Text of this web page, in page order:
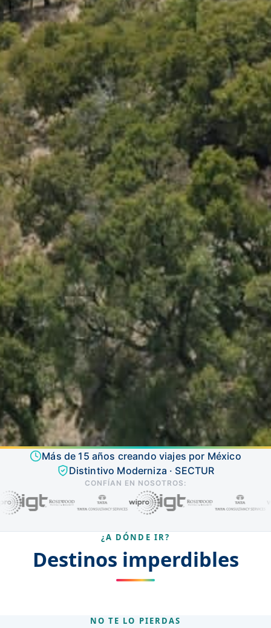
Más de 15 años creando viajes por México
Distintivo Moderniza · SECTUR
CONFÍAN EN NOSOTROS:
¿A DÓNDE IR?
Destinos imperdibles
NO TE LO PIERDAS